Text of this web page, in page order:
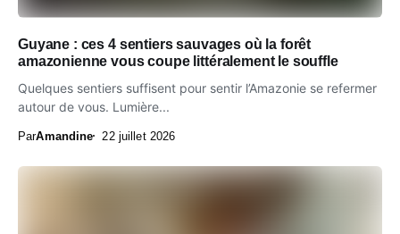
Guyane : ces 4 sentiers sauvages où la forêt
amazonienne vous coupe littéralement le souffle
Quelques sentiers suffisent pour sentir l’Amazonie se refermer
autour de vous. Lumière...
ParAmandine 22 juillet 2026